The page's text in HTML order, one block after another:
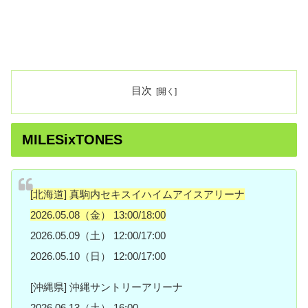
目次
MILESixTONES
[北海道] 真駒内セキスイハイムアイスアリーナ
2026.05.08（金） 13:00/18:00
2026.05.09（土） 12:00/17:00
2026.05.10（日） 12:00/17:00
[沖縄県] 沖縄サントリーアリーナ